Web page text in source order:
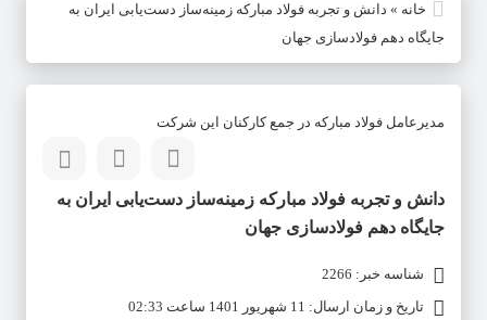
خانه » دانش و تجربه‌ فولاد مبارکه زمینه‌ساز دست‌یابی ایران به
جایگاه دهم فولادسازی جهان
مدیرعامل فولاد مبارکه در جمع کارکنان این شرکت
دانش و تجربه‌ فولاد مبارکه زمینه‌ساز دست‌یابی ایران به
جایگاه دهم فولادسازی جهان
شناسه خبر: 2266
تاریخ و زمان ارسال: 11 شهریور 1401 ساعت 02:33